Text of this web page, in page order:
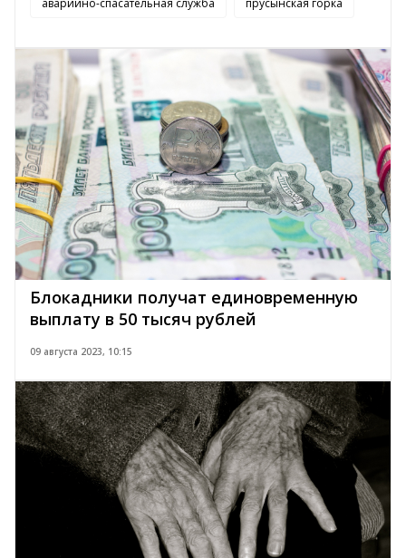
аварийно-спасательная служба прусынская горка
Блокадники получат единовременную
выплату в 50 тысяч рублей
09 августа 2023, 10:15